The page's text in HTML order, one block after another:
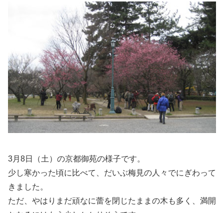
3月8日（土）の京都御苑の様子です。
少し寒かった頃に比べて、だいぶ梅見の人々でにぎわって
きました。
ただ、やはりまだ頑なに蕾を閉じたままの木も多く、満開